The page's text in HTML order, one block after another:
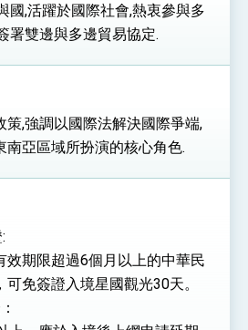
國,活躍於國際社會,熱衷參與多
署雙邊與多邊貿易協定.
策,強調以國際法解決國際爭端,
南亞區域所扮演的核心角色.
效期限超過6個月以上的中華民
免簽證入境星國觀光30天。